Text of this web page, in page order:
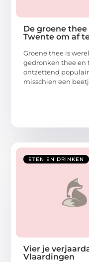
De groene
Twente om af
Groene thee is
gedronken thee en
ontzettend
misschien een
ETEN EN DRINKEN
Vier je
Vlaardingen